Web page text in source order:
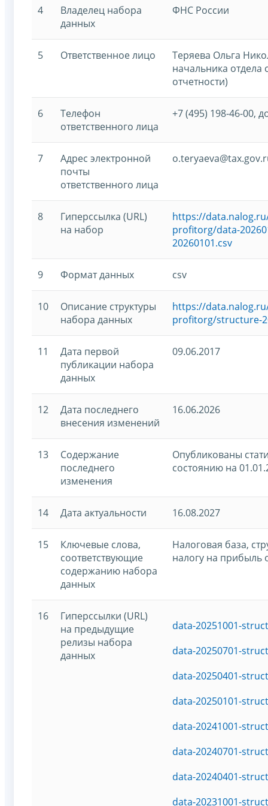
4
Владелец набора
данных
ФНС России
5 Ответственное лицо
Теряева Ольга
начальника отдела
отчетности)
6
Телефон
ответственного лица
+7 (495) 198-46-00,
7
Адрес электронной
почты
ответственного лица
8
Гиперссылка (URL)
на набор
https://
profitorg/data-
20260101.csv
9 Формат данных csv
10
Описание структуры
набора данных
https://
profitorg/structure-
11
Дата первой
публикации набора
данных
09.06.2017
12
Дата последнего
внесения изменений
16.06.2026
13
Содержание
последнего
изменения
Опубликованы
состоянию на
14 Дата актуальности 16.08.2027
15
Ключевые слова,
соответствующие
содержанию набора
данных
Налоговая база,
налогу на прибыль
16
Гиперссылки (URL)
на предыдущие
релизы набора
данных
data-20251001-
data-20250701-
data-20250401-
data-20250101-
data-20241001-
data-20240701-
data-20240401-
data-20231001-